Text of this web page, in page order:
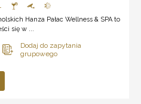
Hanza Pałac Wellness & SPA to
się w ...